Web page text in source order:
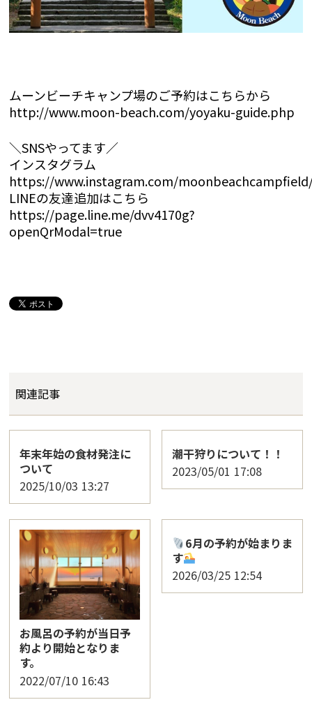
ムーンビーチキャンプ場のご予約はこちらから
http://www.moon-beach.com/yoyaku-guide.php
＼SNSやってます／
インスタグラム
https://www.instagram.com/
LINEの友達追加はこちら
https://page.line.me/dvv4170g?
openQrModal=true
関連記事
年末年始の食材発注に
ついて
2025/10/03 13:27
潮干狩りについて！！
2023/05/01 17:08
お風呂の予約が当日予
約より開始となりま
す。
2022/07/10 16:43
6月の予約が始まりま
す
2026/03/25 12:54